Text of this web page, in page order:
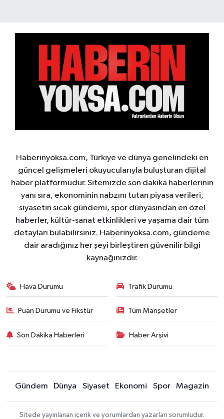
Haberinyoksa.com, Türkiye ve dünya genelindeki en
güncel gelişmeleri okuyucularıyla buluşturan dijital
haber platformudur. Sitemizde son dakika haberlerinin
yanı sıra, ekonominin nabzını tutan piyasa verileri,
siyasetin sıcak gündemi, spor dünyasından en özel
haberler, kültür-sanat etkinlikleri ve yaşama dair tüm
detayları bulabilirsiniz. Haberinyoksa.com, gündeme
dair aradığınız her şeyi birleştiren güvenilir bilgi
kaynağınızdır.
Hava Durumu Trafik Durumu
Puan Durumu ve Fikstür Tüm Manşetler
Son Dakika Haberleri Haber Arşivi
Gündem Dünya Siyaset Ekonomi Spor Magazin
Sitede yayınlanan içerik ve yorumlardan yazarları sorumludur.